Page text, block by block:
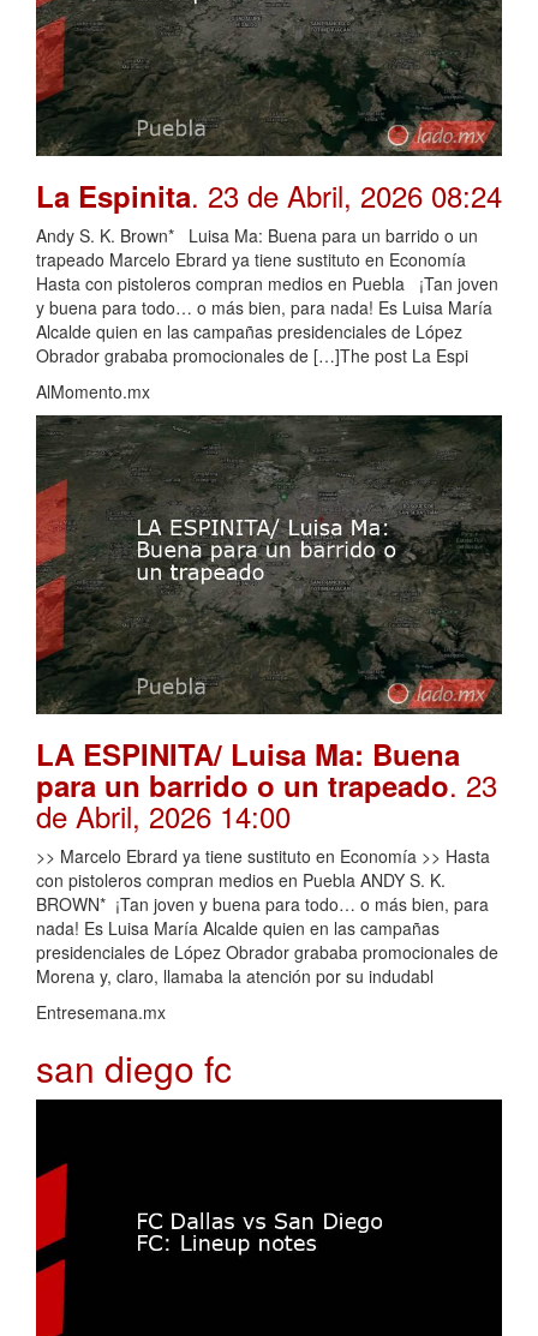
La Espinita. 23 de Abril, 2026 08:24
Andy S. K. Brown* Luisa Ma: Buena para un barrido o un
trapeado Marcelo Ebrard ya tiene sustituto en Economía
Hasta con pistoleros compran medios en Puebla ¡Tan joven
y buena para todo… o más bien, para nada! Es Luisa María
Alcalde quien en las campañas presidenciales de López
Obrador grababa promocionales de […]The post La Espi
AlMomento.mx
LA ESPINITA/ Luisa Ma: Buena
para un barrido o un trapeado. 23
de Abril, 2026 14:00
>> Marcelo Ebrard ya tiene sustituto en Economía >> Hasta
con pistoleros compran medios en Puebla ANDY S. K.
BROWN* ¡Tan joven y buena para todo… o más bien, para
nada! Es Luisa María Alcalde quien en las campañas
presidenciales de López Obrador grababa promocionales de
Morena y, claro, llamaba la atención por su indudabl
Entresemana.mx
san diego fc